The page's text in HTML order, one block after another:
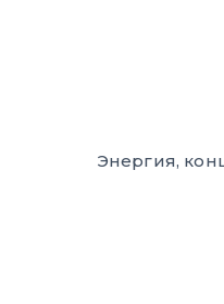
Энергия,